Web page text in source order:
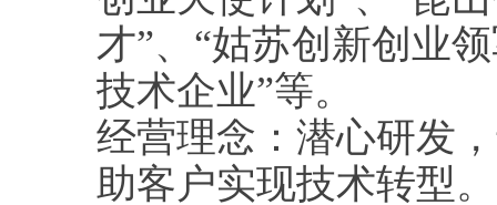
才”、“姑苏创新创业
技术企业”等。
经营理念：潜心研发
助客户实现技术转型。